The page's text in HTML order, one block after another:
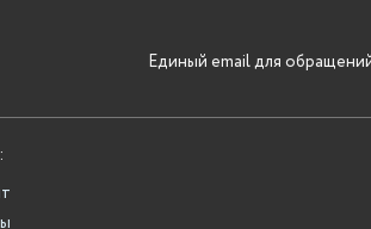
Единый email для